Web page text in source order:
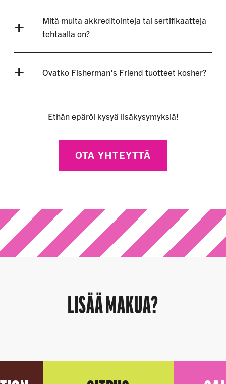
Mitä muita akkreditointeja tai sertifikaatteja
tehtaalla on?
Ovatko Fisherman's Friend tuotteet kosher?
Ethän epäröi kysyä lisäkysymyksiä!
OTA YHTEYTTÄ
LISÄÄ MAKUA?